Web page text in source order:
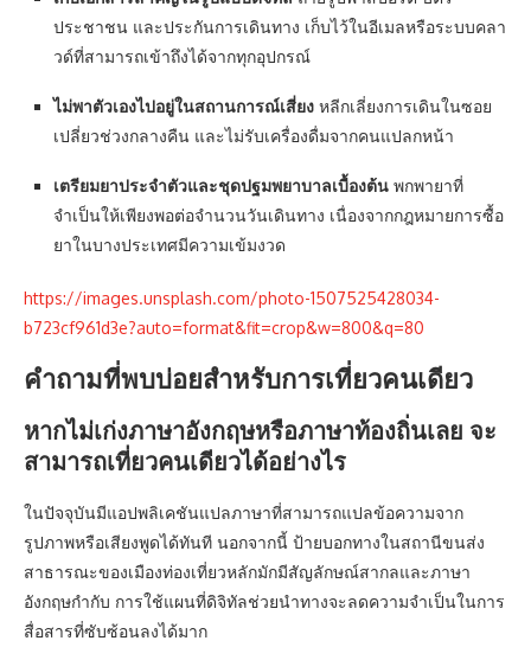
ประชาชน และประกันการเดินทาง เก็บไว้ในอีเมลหรือระบบคลา
วด์ที่สามารถเข้าถึงได้จากทุกอุปกรณ์
ไม่พาตัวเองไปอยู่ในสถานการณ์เสี่ยง หลีกเลี่ยงการเดินในซอย
เปลี่ยวช่วงกลางคืน และไม่รับเครื่องดื่มจากคนแปลกหน้า
เตรียมยาประจำตัวและชุดปฐมพยาบาลเบื้องต้น พกพายาที่
จำเป็นให้เพียงพอต่อจำนวนวันเดินทาง เนื่องจากกฎหมายการซื้อ
ยาในบางประเทศมีความเข้มงวด
https://images.unsplash.com/photo-1507525428034-
b723cf961d3e?auto=format&fit=crop&w=800&q=80
คำถามที่พบบ่อยสำหรับการเที่ยวคนเดียว
หากไม่เก่งภาษาอังกฤษหรือภาษาท้องถิ่นเลย จะ
สามารถเที่ยวคนเดียวได้อย่างไร
ในปัจจุบันมีแอปพลิเคชันแปลภาษาที่สามารถแปลข้อความจาก
รูปภาพหรือเสียงพูดได้ทันที นอกจากนี้ ป้ายบอกทางในสถานีขนส่ง
สาธารณะของเมืองท่องเที่ยวหลักมักมีสัญลักษณ์สากลและภาษา
อังกฤษกำกับ การใช้แผนที่ดิจิทัลช่วยนำทางจะลดความจำเป็นในการ
สื่อสารที่ซับซ้อนลงได้มาก